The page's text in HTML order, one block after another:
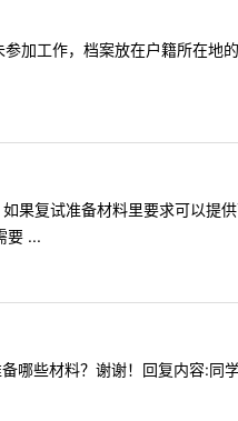
加工作，档案放在户籍所在地
果复试准备材料里要求可以提
要 ...
哪些材料？谢谢！回复内容:同